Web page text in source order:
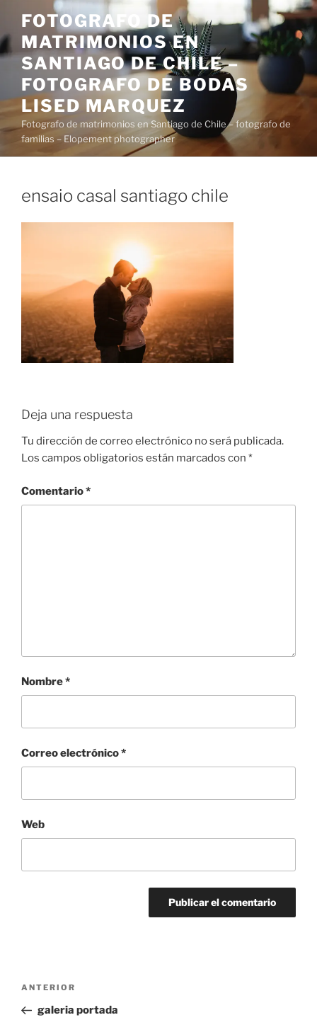
contenido
FOTOGRAFO DE
MATRIMONIOS EN
SANTIAGO DE CHILE –
FOTOGRAFO DE BODAS
LISED MARQUEZ
Fotografo de matrimonios en Santiago de Chile – fotografo de
familias – Elopement photographer
ensaio casal santiago chile
Deja una respuesta
Tu dirección de correo electrónico no será publicada.
Los campos obligatorios están marcados con *
Comentario*
Nombre*
Correo electrónico*
Web
Navegación
entradas
Entrada
anterior:
ANTERIOR
galeria portada